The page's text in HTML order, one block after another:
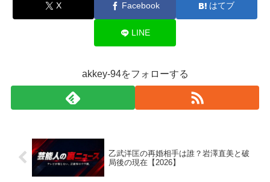
X Facebook はてブ
LINE
akkey-94をフォローする
乙武洋匡の再婚相手は誰？岩澤直美と破
局後の現在【2026】